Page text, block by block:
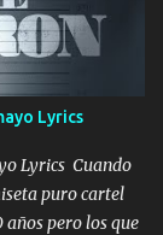
empezamos
bajas La carreta
cosas Y
Hay que
es...
Lyrics
Lyrics Cuando
puro cartel
pero los que